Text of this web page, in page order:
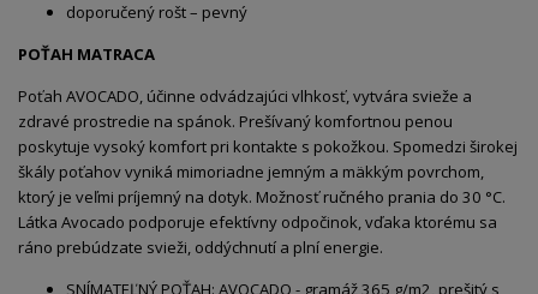
doporučený rošt – pevný
POŤAH MATRACA
Poťah AVOCADO, účinne odvádzajúci vlhkosť, vytvára svieže a
zdravé prostredie na spánok. Prešívaný komfortnou penou
poskytuje vysoký komfort pri kontakte s pokožkou. Spomedzi širokej
škály poťahov vyniká mimoriadne jemným a mäkkým povrchom,
ktorý je veľmi príjemný na dotyk. Možnosť ručného prania do 30 °C.
Látka Avocado podporuje efektívny odpočinok, vďaka ktorému sa
ráno prebúdzate svieži, oddýchnutí a plní energie.
SNÍMATEĽNÝ POŤAH: AVOCADO - gramáž 365 g/m2, prešitý s